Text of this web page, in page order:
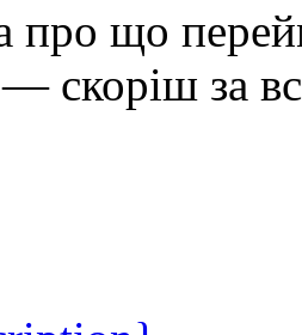
про що
— скоріш за